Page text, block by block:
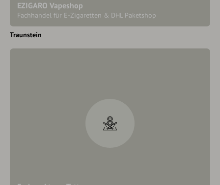
EZIGARO Vapeshop
Fachhandel für E-Zigaretten & DHL Paketshop
Traunstein